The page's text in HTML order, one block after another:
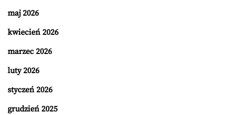
maj 2026
kwiecień 2026
marzec 2026
luty 2026
styczeń 2026
grudzień 2025